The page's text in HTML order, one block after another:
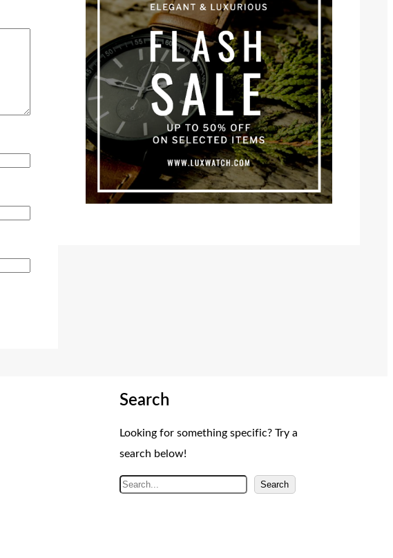
Search
Looking for something specific? Try a
search below!
A
Search